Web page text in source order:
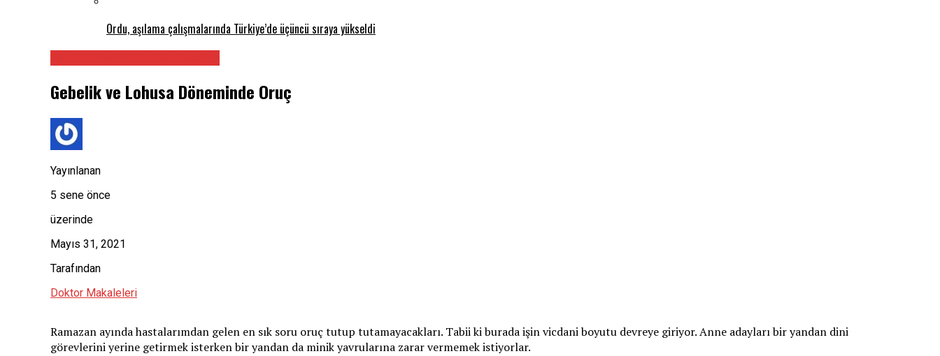
Ordu, aşılama çalışmalarında Türkiye’de üçüncü sıraya yükseldi
Gebelik ve Lohusa Döneminde Oruç
Yayınlanan
5 sene önce
üzerinde
Mayıs 31, 2021
Tarafından
Doktor Makaleleri
Ramazan ayında hastalarımdan gelen en sık soru oruç tutup tutamayacakları. Tabii ki burada işin vicdani boyutu devreye giriyor. Anne adayları bir yandan dini
görevlerini yerine getirmek isterken bir yandan da minik yavrularına zarar vermemek istiyorlar.